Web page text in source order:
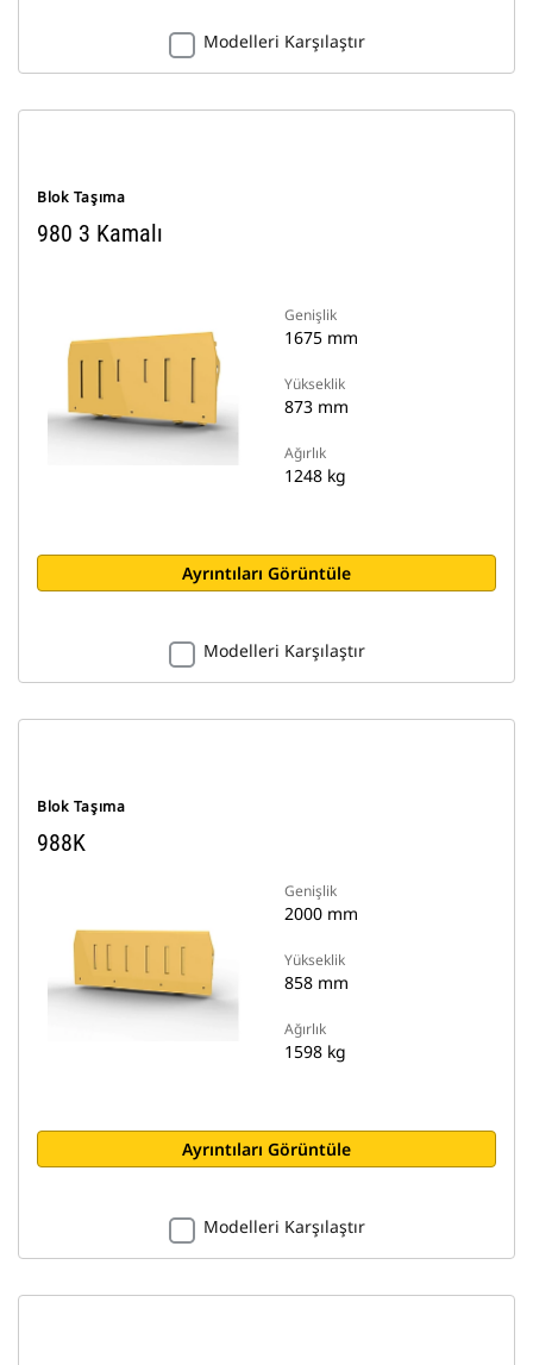
Modelleri Karşılaştır
Blok Taşıma
980 3 Kamalı
Genişlik
1675 mm
Yükseklik
873 mm
Ağırlık
1248 kg
Ayrıntıları Görüntüle
Modelleri Karşılaştır
Blok Taşıma
988K
Genişlik
2000 mm
Yükseklik
858 mm
Ağırlık
1598 kg
Ayrıntıları Görüntüle
Modelleri Karşılaştır